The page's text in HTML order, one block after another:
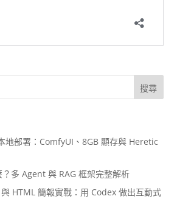
地部署：ComfyUI、8GB 顯存與 Heretic
多 Agent 與 RAG 框架完整解析
HTML 簡報實戰：用 Codex 做出互動式